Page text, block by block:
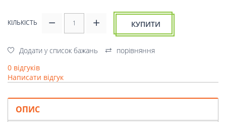
КІЛЬКІСТЬ КУПИТИ
Додати у список бажань
порівняння
0 відгуків
Написати відгук
ОПИС